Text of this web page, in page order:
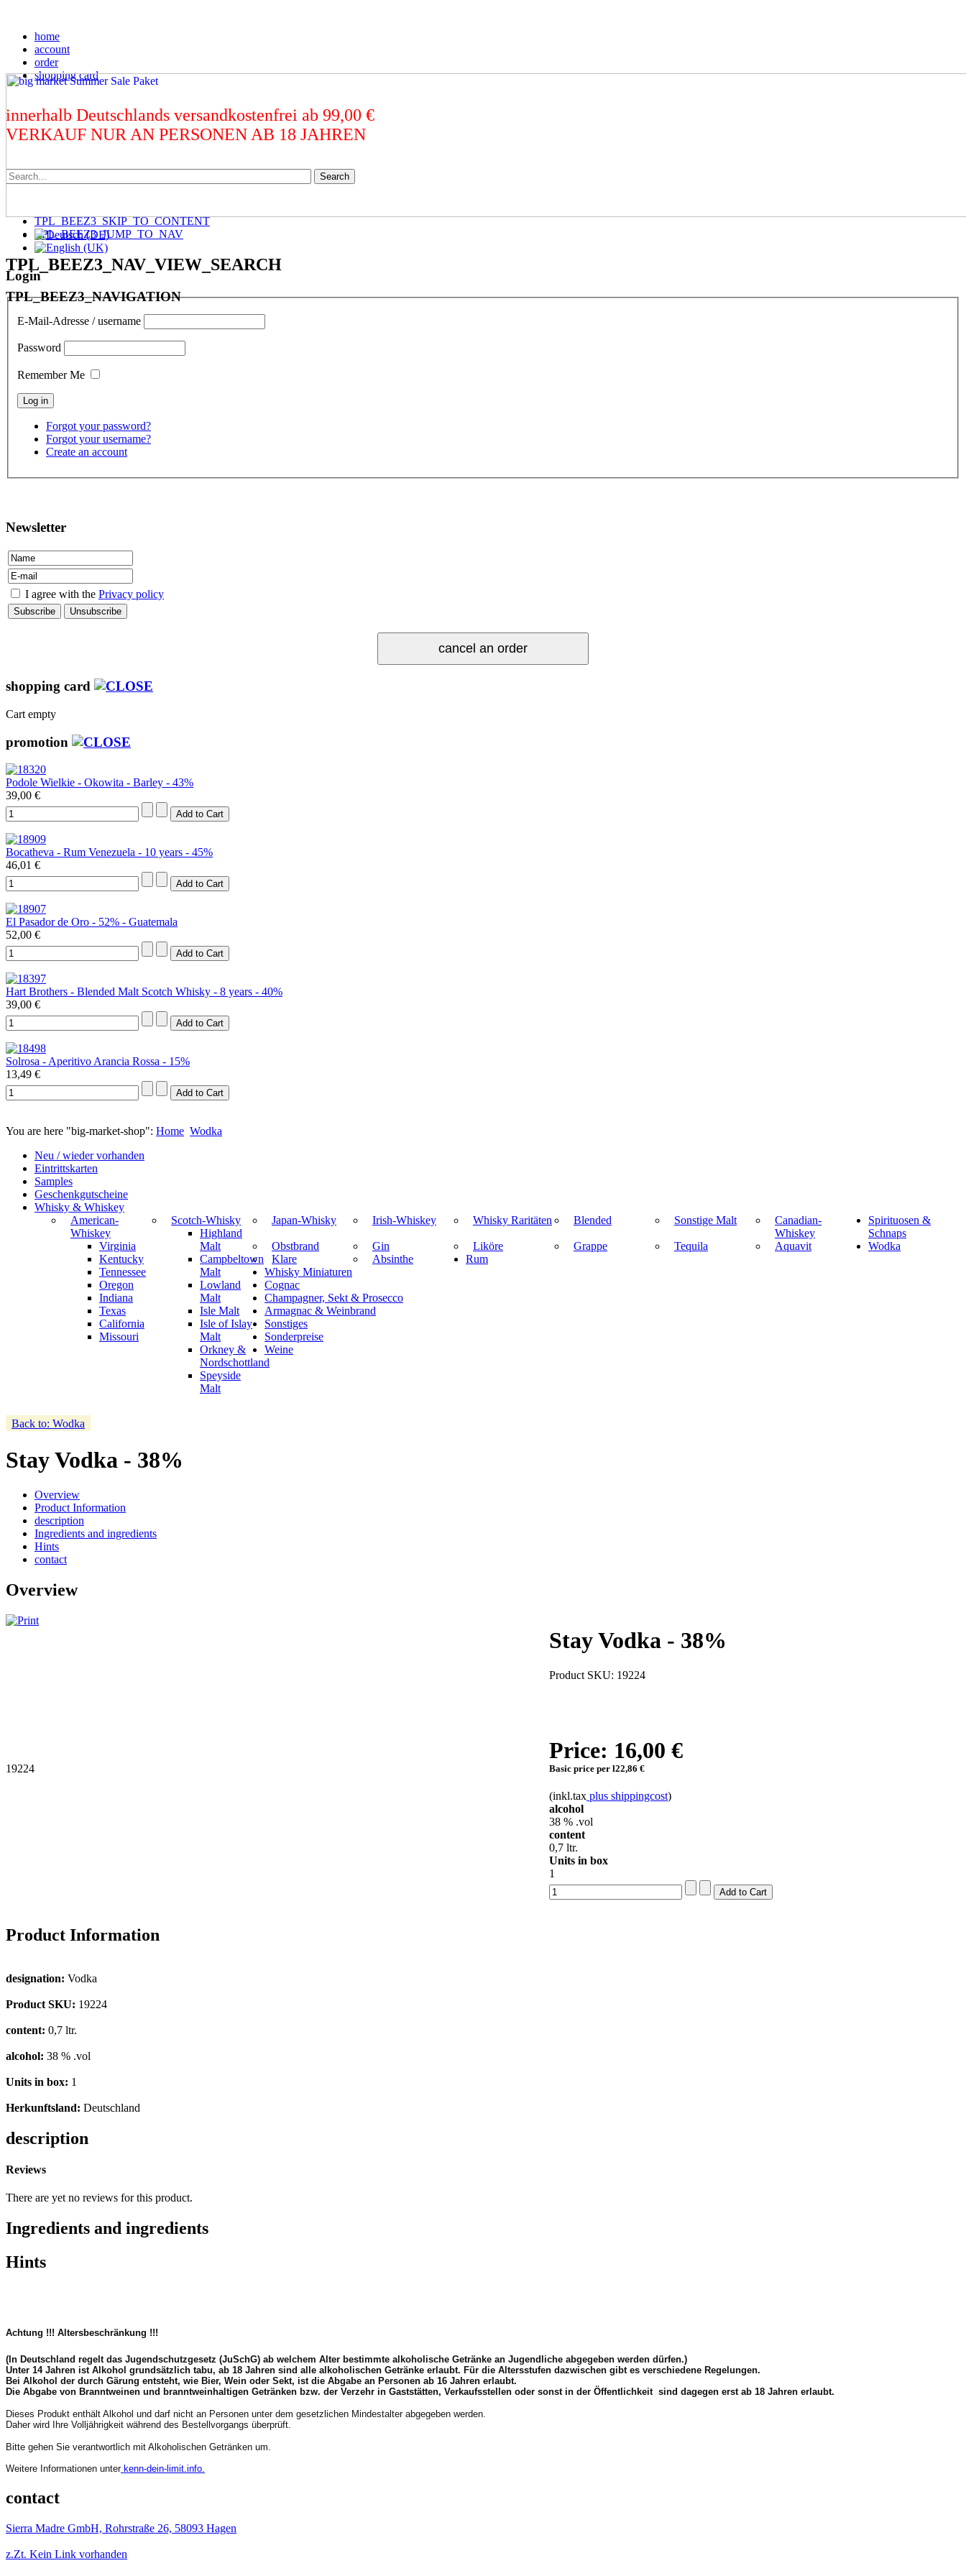
home
account
order
shopping card
innerhalb Deutschlands versandkostenfrei ab 99,00 €
VERKAUF NUR AN PERSONEN AB 18 JAHREN
Search
TPL_BEEZ3_SKIP_TO_CONTENT
TPL_BEEZ3_JUMP_TO_NAV
TPL_BEEZ3_NAV_VIEW_SEARCH
TPL_BEEZ3_NAVIGATION
Login
E-Mail-Adresse / username
Password
Remember Me
Forgot your password?
Forgot your username?
Create an account
Newsletter
I agree with the Privacy policy
shopping card
Cart empty
promotion
Podole Wielkie - Okowita - Barley - 43%
39,00 €
Bocatheva - Rum Venezuela - 10 years - 45%
46,01 €
El Pasador de Oro - 52% - Guatemala
52,00 €
Hart Brothers - Blended Malt Scotch Whisky - 8 years - 40%
39,00 €
Solrosa - Aperitivo Arancia Rossa - 15%
13,49 €
You are here "big-market-shop": Home Wodka
Neu / wieder vorhanden
Eintrittskarten
Samples
Geschenkgutscheine
Whisky & Whiskey
American-
Whiskey
Virginia
Kentucky
Tennessee
Oregon
Indiana
Texas
California
Missouri
Scotch-Whisky
Highland
Malt
Campbeltown
Malt
Lowland
Malt
Isle Malt
Isle of Islay
Malt
Orkney &
Nordschottland
Speyside
Malt
Japan-Whisky Irish-Whiskey Whisky Raritäten Blended Sonstige Malt
Canadian-
Whiskey
Spirituosen &
Schnaps
Obstbrand
Gin Liköre Grappe Tequila
Aquavit
Klare
Absinthe
Wodka
Rum
Whisky Miniaturen
Cognac
Champagner, Sekt & Prosecco
Armagnac & Weinbrand
Sonstiges
Sonderpreise
Weine
Back to: Wodka
Stay Vodka - 38%
Overview
Product Information
description
Ingredients and ingredients
Hints
contact
Overview
19224
Stay Vodka - 38%
Product SKU: 19224
Price: 16,00 €
Basic price per l22,86 €
(inkl.tax plus shippingcost)
alcohol
38 % .vol
content
0,7 ltr.
Units in box
1
Product Information
designation: Vodka
Product SKU: 19224
content: 0,7 ltr.
alcohol: 38 % .vol
Units in box: 1
Herkunftsland: Deutschland
description
Reviews
There are yet no reviews for this product.
Ingredients and ingredients
Hints
Achtung !!! Altersbeschränkung !!!
(In Deutschland regelt das Jugendschutzgesetz (JuSchG) ab welchem Alter bestimmte alkoholische Getränke an Jugendliche abgegeben werden dürfen.)
Unter 14 Jahren ist Alkohol grundsätzlich tabu, ab 18 Jahren sind alle alkoholischen Getränke erlaubt. Für die Altersstufen dazwischen gibt es verschiedene Regelungen.
Bei Alkohol der durch Gärung entsteht, wie Bier, Wein oder Sekt, ist die Abgabe an Personen ab 16 Jahren erlaubt.
Die Abgabe von Branntweinen und branntweinhaltigen Getränken bzw. der Verzehr in Gaststätten, Verkaufsstellen oder sonst in der Öffentlichkeit sind dagegen erst ab 18 Jahren erlaubt.
Dieses Produkt enthält Alkohol und darf nicht an Personen unter dem gesetzlichen Mindestalter abgegeben werden.
Daher wird Ihre Volljährigkeit während des Bestellvorgangs überprüft.
Bitte gehen Sie verantwortlich mit Alkoholischen Getränken um.
Weitere Informationen unterkenn-dein-limit.info.
contact
Sierra Madre GmbH, Rohrstraße 26, 58093 Hagen
z.Zt. Kein Link vorhanden